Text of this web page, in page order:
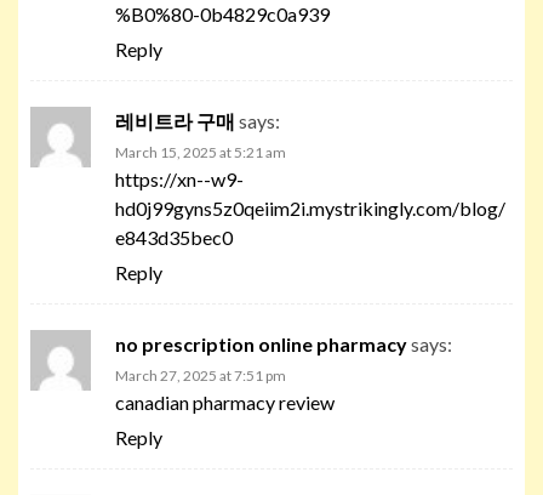
%B0%80-0b4829c0a939
Reply
레비트라 구매 says:
March 15, 2025 at 5:21 am
https://xn--w9-
hd0j99gyns5z0qeiim2i.mystrikingly.com/blog/
e843d35bec0
Reply
no prescription online pharmacysays:
March 27, 2025 at 7:51 pm
canadian pharmacy review
Reply